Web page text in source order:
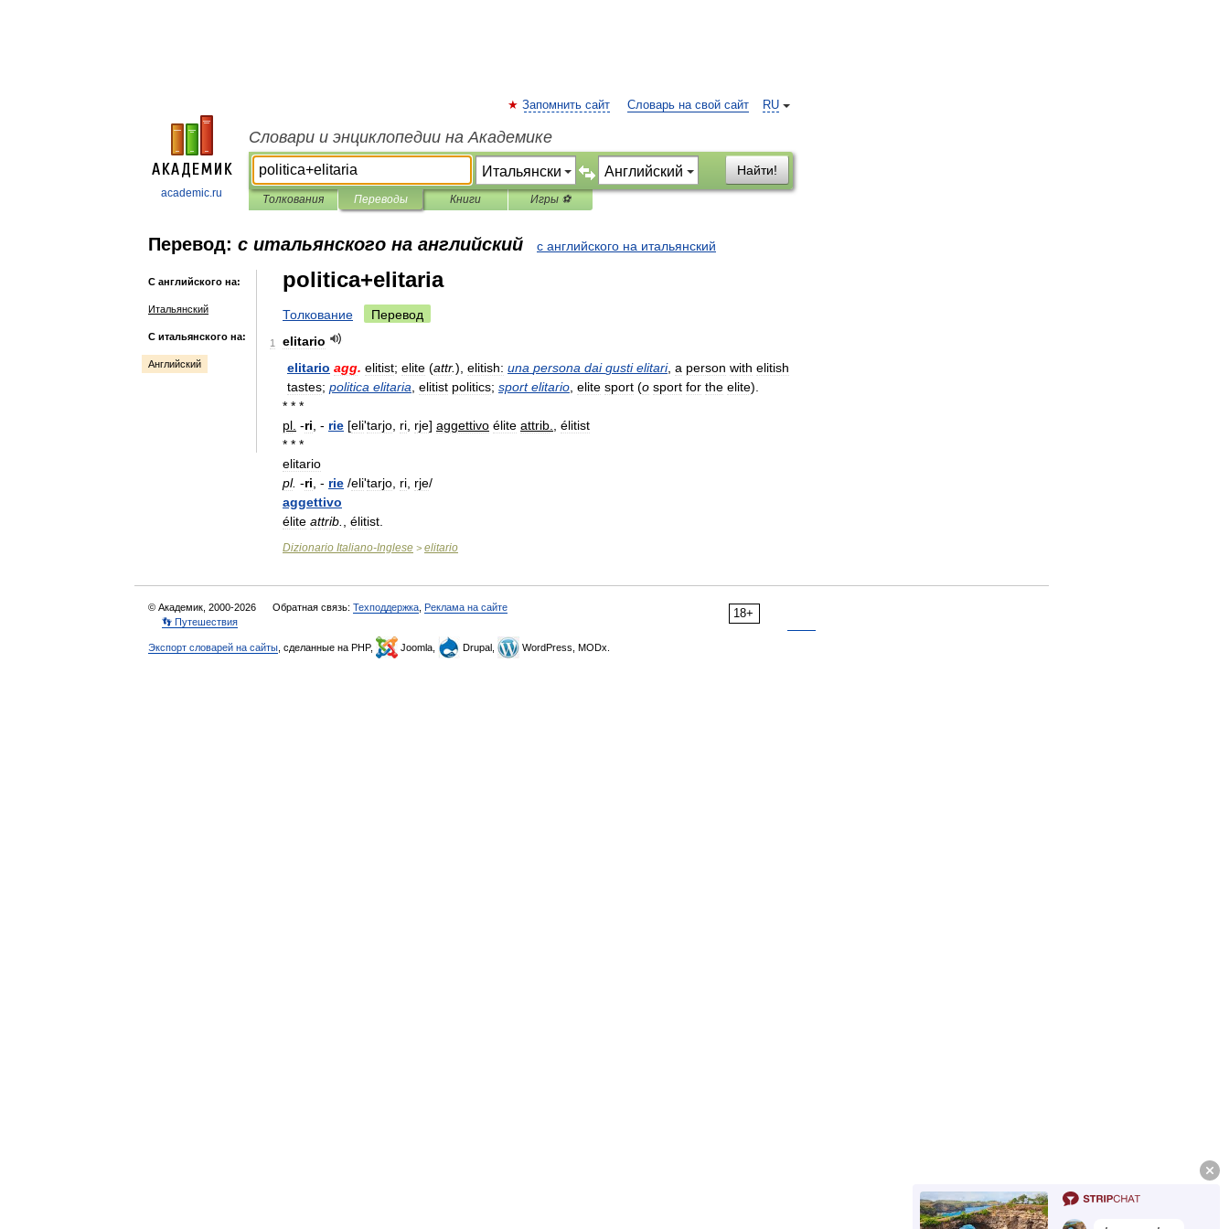
academic.ru
RU
Запомнить сайт Словарь на свой сайт
Словари и энциклопедии на Академике
Найти!
Толкования Переводы Книги Игры ⚽
Перевод: с итальянского на английский с английского на итальянский
С английского на:
Итальянский
С итальянского на:
Английский
politica+elitaria
Толкование Перевод
1
elitario
elitario agg. elitist; elite (attr.), elitish: una persona dai gusti elitari, a person with elitish
tastes; politica elitaria elitist politics; sport elitario elite sport (o sport for the elite).
* * *
pl -ri - rie [eli'tarjo ri rje] aggettivo élite attrib
élitist
* * *
elitario
pl. -ri , - rie /eli'tarjo ri rje/
aggettivo
élite attrib élitist
Dizionario Italiano-Inglese > elitario
18+
© Академик, 2000-2026 Обратная связь: Техподдержка Реклама на сайте
👣 Путешествия
Экспорт словарей на сайты , сделанные на PHP, Joomla, Drupal, WordPress, MODx.